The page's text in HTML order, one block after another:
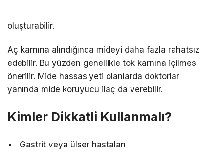
oluşturabilir.
Aç karnına alındığında mideyi daha fazla rahatsız
edebilir. Bu yüzden genellikle tok karnına içilmesi
önerilir. Mide hassasiyeti olanlarda doktorlar
yanında mide koruyucu ilaç da verebilir.
Kimler Dikkatli Kullanmalı?
Gastrit veya ülser hastaları